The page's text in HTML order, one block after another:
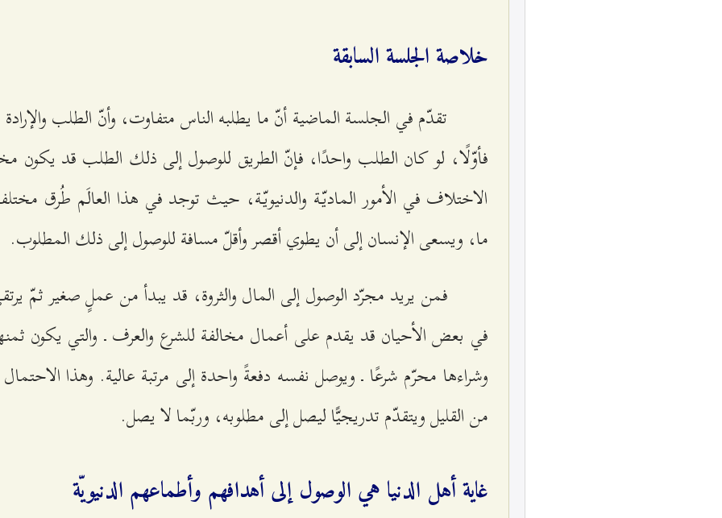
خلاصة الجلسة السابقة
تقدّم في الجلسة الماضية أنّ ما يطلبه الناس متفاوت، وأنّ الطلب
فأوّلًا، لو كان الطلب واحدًا، فإنّ الطريق للوصول إلى ذلك الطلب قد يكون
الاختلاف في الأمور الماديّة والدنيويّة، حيث توجد في هذا العالَم طُرق
ما، ويسعى الإنسان إلى أن يطوي أقصر وأقلّ مسافة للوصول إلى ذلك المطلوب.
فمن يريد مجرّد الوصول إلى المال والثروة، قد يبدأ من عملٍ صغير ثمّ
في بعض الأحيان قد يقدم على أعمال مخالفة للشرع والعرف ـ والتي يكون
وشراءها محرّم شرعًا ـ ويوصل نفسه دفعةً واحدة إلى مرتبة عالية. وهذا
من القليل ويتقدّم تدريجيًّا ليصل إلى مطلوبه، وربّما لا يصل.
غاية أهل الدنيا هي الوصول إلى أهدافهم وأطماعهم الدنيويّة